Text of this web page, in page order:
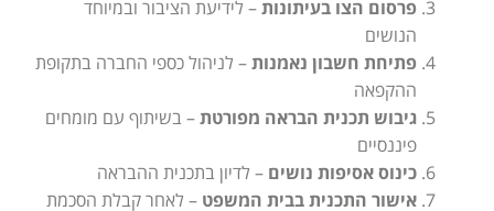
פרסום הצו בעיתונות– לידיעת הציבור ובמיוחד
הנושים
פתיחת חשבון נאמנות– לניהול כספי החברה בתקופת
ההקפאה
גיבוש תכנית הבראה מפורטת– בשיתוף עם מומחים
פיננסיים
כינוס אסיפות נושים – לדיון בתכנית ההבראה
אישור התכנית בבית המשפט – לאחר קבלת הסכמת